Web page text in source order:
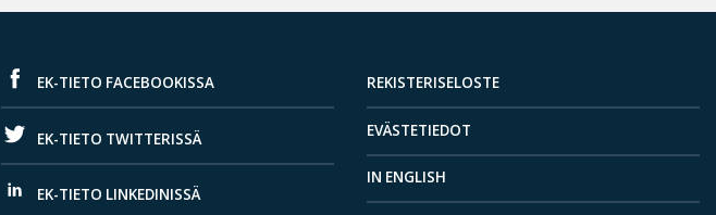
EK-TIETO FACEBOOKISSA
EK-TIETO TWITTERISSÄ
EK-TIETO LINKEDINISSÄ
REKISTERISELOSTE
EVÄSTETIEDOT
IN ENGLISH